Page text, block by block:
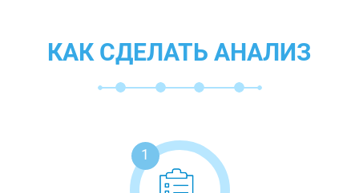
КАК СДЕЛАТЬ АНАЛИЗ
1